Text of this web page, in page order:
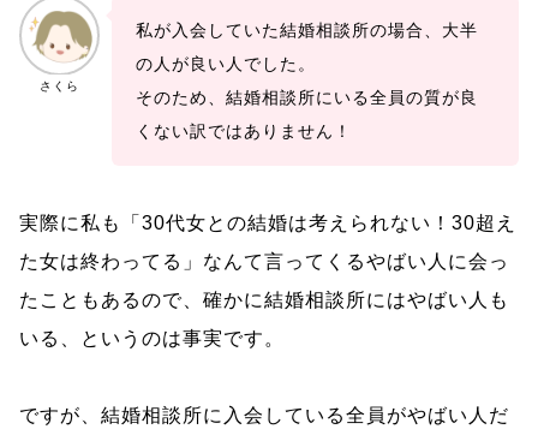
さくら
私が入会していた結婚相談所の場合、大半
の人が良い人でした。
そのため、結婚相談所にいる全員の質が良
くない訳ではありません！
実際に私も「30代女との結婚は考えられない！30超え
た女は終わってる」なんて言ってくるやばい人に会っ
たこともあるので、確かに結婚相談所にはやばい人も
いる、というのは事実です。
ですが、結婚相談所に入会している全員がやばい人だ